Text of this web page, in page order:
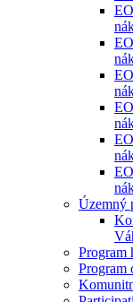
Územný
Program
Program